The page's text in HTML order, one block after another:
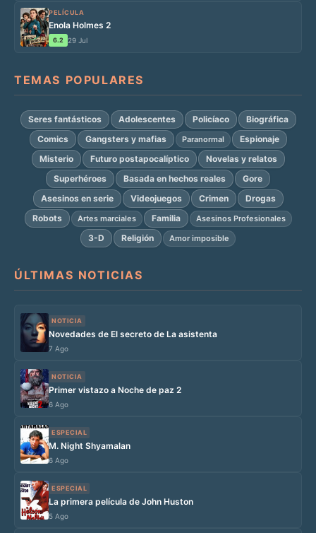
PELÍCULA
Enola Holmes 2
6.2 29 Jul
TEMAS POPULARES
Seres fantásticos Adolescentes Policíaco
Biográfica
Comics
Gangsters y mafias Paranormal
Espionaje
Misterio
Futuro postapocalíptico
Novelas y relatos
Superhéroes
Basada en hechos reales
Gore
Asesinos en serie
Videojuegos Crimen
Drogas
Robots
Artes marciales Familia Asesinos Profesionales
3-D Religión Amor imposible
ÚLTIMAS NOTICIAS
NOTICIA
Novedades de El secreto de La asistenta
7 Ago
NOTICIA
Primer vistazo a Noche de paz 2
6 Ago
ESPECIAL
M. Night Shyamalan
6 Ago
ESPECIAL
La primera película de John Huston
5 Ago